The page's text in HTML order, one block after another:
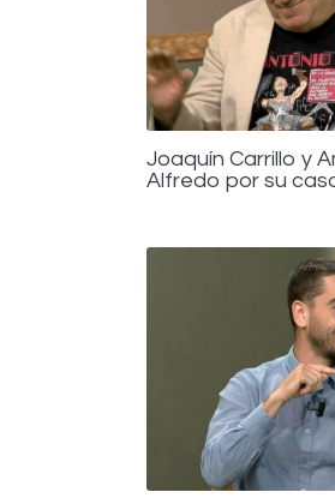
Joaquín Carrillo y
Alfredo por su